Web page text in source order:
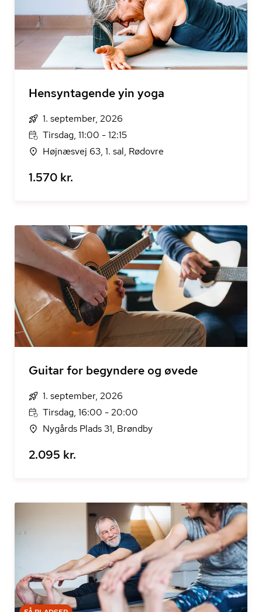
Hensyntagende yin yoga
1. september, 2026
Tirsdag, 11:00 - 12:15
Højnæsvej 63, 1. sal, Rødovre
1.570 kr.
Guitar for begyndere og øvede
1. september, 2026
Tirsdag, 16:00 - 20:00
Nygårds Plads 31, Brøndby
2.095 kr.